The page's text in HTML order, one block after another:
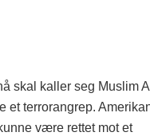
skal kaller seg Muslim
et terrorangrep.
være rettet mot et